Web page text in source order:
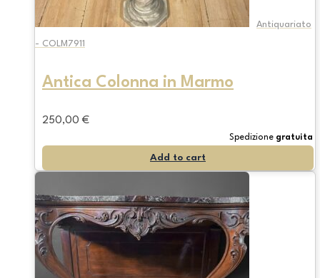
Antiquariato
- COLM7911
Antica Colonna in Marmo
250,00 €
Spedizione gratuita
Add to cart